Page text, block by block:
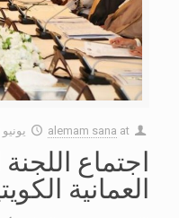
alemam sana at يونيو 12, 2017
اجتماع
العمانية